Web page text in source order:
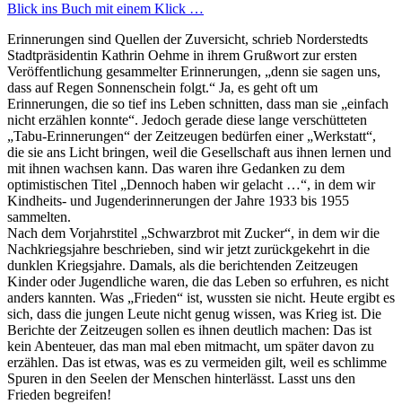
Blick ins Buch mit einem Klick …
Erinnerungen sind Quellen der Zuversicht, schrieb Norderstedts
Stadtpräsidentin Kathrin Oehme in ihrem Grußwort zur ersten
Veröffentlichung gesammelter Erinnerungen,
denn sie sagen uns,
dass auf Regen Sonnenschein folgt.
Ja, es geht oft um
Erinnerungen, die so tief ins Leben schnitten, dass man sie
einfach
nicht erzählen konnte . Jedoch gerade diese lange verschütteten
Tabu-Erinnerungen
der Zeitzeugen bedürfen einer Werkstatt ,
die sie ans Licht bringen, weil die Gesellschaft aus ihnen lernen und
mit ihnen wachsen kann. Das waren ihre Gedanken zu dem
optimistischen Titel
Dennoch haben wir gelacht … , in dem wir
Kindheits- und Jugenderinnerungen der Jahre 1933 bis 1955
sammelten.
Nach dem Vorjahrstitel
Schwarzbrot mit Zucker , in dem wir die
Nachkriegsjahre beschrieben, sind wir jetzt zurückgekehrt in die
dunklen Kriegsjahre. Damals, als die berichtenden Zeitzeugen
Kinder oder Jugendliche waren, die das Leben so erfuhren, es nicht
anders kannten. Was
Frieden
ist, wussten sie nicht. Heute ergibt es
sich, dass die jungen Leute nicht genug wissen, was Krieg ist. Die
Berichte der Zeitzeugen sollen es ihnen deutlich machen: Das ist
kein Abenteuer, das man mal eben mitmacht, um später davon zu
erzählen. Das ist etwas, was es zu vermeiden gilt, weil es schlimme
Spuren in den Seelen der Menschen hinterlässt. Lasst uns den
Frieden begreifen!